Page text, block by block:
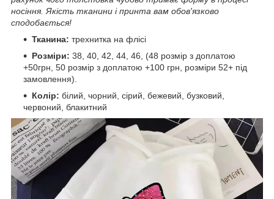
носіння. Якість тканини і принта вам обов'язково
сподобається!
Тканина: трехнитка на флісі
Розміри: 38, 40, 42, 44, 46, (48 розмір з доплатою
+50грн, 50 розмір з доплатою +100 грн, розміри 52+ під
замовлення).
Колір: білий, чорний, сірий, бежевий, бузковий,
червоний, блакитний